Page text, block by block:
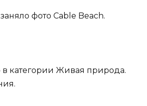
фото Cable Beach.
в категории Живая природа.